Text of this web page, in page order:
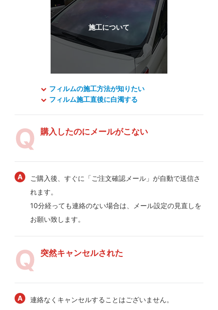
フィルムの施工方法が知りたい
フィルム施工直後に白濁する
購入したのにメールがこない
ご購入後、すぐに「ご注文確認メール」が自動で送信さ
れます。
10分経っても連絡のない場合は、メール設定の見直しを
お願い致します。
突然キャンセルされた
連絡なくキャンセルすることはございません。